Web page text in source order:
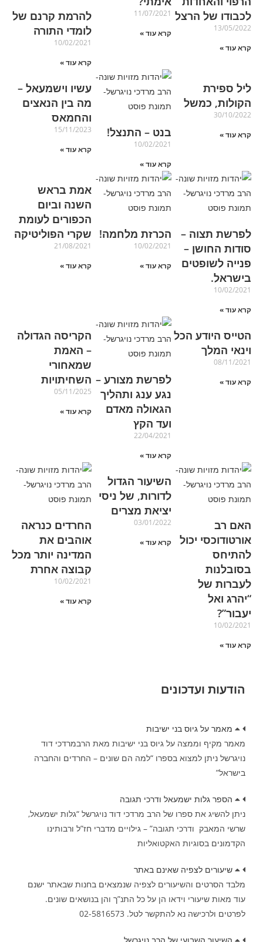
לכבודו של הרצל
13/05/2022
קרא עוד »
11/07/2021
קרא עוד »
להרמת קרנם של
לומדי התורה
10/02/2021
קרא עוד »
ליל ספירת
הקולות, כמשל
30/10/2022
קרא עוד »
בנט – התנצל!
10/02/2021
קרא עוד »
עשיו וישמעאל –
מה בין הנאצים
והחמאס
15/11/2023
קרא עוד »
לפרשת תצוה –
סודות החושן –
פנייה לשופטים
בישראל.
10/02/2021
קרא עוד »
הכרזת מלחמה!
10/02/2021
קרא עוד »
אמת בראש
השנה וביום
הכפורים לעומת
שקרי הפוליטיקה
21/08/2021
קרא עוד »
הטייס היודע הכל
וינאי המלך
08/11/2021
קרא עוד »
לפרשת מצורע –
נגע ענג ותהליך
הגאולה מאדם
ועד הקץ
22/04/2021
קרא עוד »
הקריסה הגדולה
– האמת
שמאחורי
השחיתויות
05/11/2025
קרא עוד »
האם רב
אורטודוכסי יכול
להתיחס
בסובלנות
לעברות של
“יהרג ואל
יעבור”?
10/02/2021
קרא עוד »
השיעור הגדול
לדורות, של ניסי
יציאת מצרים
03/01/2022
קרא עוד »
החרדים כנראה
אוהבים את
המדינה יותר מכל
קבוצה אחרת
10/02/2021
קרא עוד »
הודעות ועדכונים
מאמר על גיוס בני ישיבות
מאמר מקיף וממצה על גיוס בני ישיבות מאת הרבמרדכי דוד
נויגרשל ניתן למצוא בספרו “למה הם שונים – החרדים והחברה
בישראל”
הספר גלות ישמעאל ודרכי תגובה
ניתן להשיג את ספרו של הרב מרדכי דוד נויגרשל “גלות ישמעאל,
שרשי המאבק ודרכי תגובה” – גילויים מדברי חז”ל ורבותינו
הקדמונים בסוגיות האקטואליות
שיעורים לצפיה שאינם באתר
מלבד הסרטים והשיעורים לצפיה שנמצאים בחנות שבאתר ישנם
עוד מאות שיעורי וידאו הן על כל התנ”ך והן בנושאים שונים.
לפרטים ולרכישה נא להתקשר לטל. 02-5816573